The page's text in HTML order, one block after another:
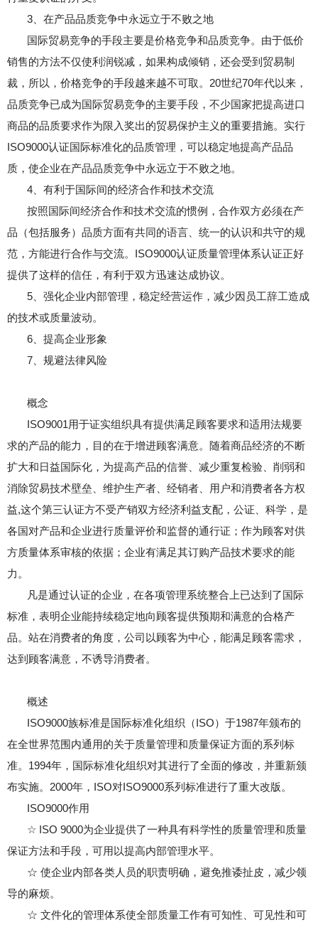
3、在产品品质竞争中永远立于不败之地
国际贸易竞争的手段主要是价格竞争和品质竞争。由于低价
销售的方法不仅使利润锐减，如果构成倾销，还会受到贸易制
裁，所以，价格竞争的手段越来越不可取。20世纪70年代以来，
品质竞争已成为国际贸易竞争的主要手段，不少国家把提高进口
商品的品质要求作为限入奖出的贸易保护主义的重要措施。实行
ISO9000认证国际标准化的品质管理，可以稳定地提高产品品
质，使企业在产品品质竞争中永远立于不败之地。
4、有利于国际间的经济合作和技术交流
按照国际间经济合作和技术交流的惯例，合作双方必须在产
品（包括服务）品质方面有共同的语言、统一的认识和共守的规
范，方能进行合作与交流。ISO9000认证质量管理体系认证正好
提供了这样的信任，有利于双方迅速达成协议。
5、强化企业内部管理，稳定经营运作，减少因员工辞工造成
的技术或质量波动。
6、提高企业形象
7、规避法律风险
概念
ISO9001用于证实组织具有提供满足顾客要求和适用法规要
求的产品的能力，目的在于增进顾客满意。随着商品经济的不断
扩大和日益国际化，为提高产品的信誉、减少重复检验、削弱和
消除贸易技术壁垒、维护生产者、经销者、用户和消费者各方权
益,这个第三认证方不受产销双方经济利益支配，公证、科学，是
各国对产品和企业进行质量评价和监督的通行证；作为顾客对供
方质量体系审核的依据；企业有满足其订购产品技术要求的能
力。
凡是通过认证的企业，在各项管理系统整合上已达到了国际
标准，表明企业能持续稳定地向顾客提供预期和满意的合格产
品。站在消费者的角度，公司以顾客为中心，能满足顾客需求，
达到顾客满意，不诱导消费者。
概述
ISO9000族标准是国际标准化组织（ISO）于1987年颁布的
在全世界范围内通用的关于质量管理和质量保证方面的系列标
准。1994年，国际标准化组织对其进行了全面的修改，并重新颁
布实施。2000年，ISO对ISO9000系列标准进行了重大改版。
ISO9000作用
☆ ISO 9000为企业提供了一种具有科学性的质量管理和质量
保证方法和手段，可用以提高内部管理水平。
☆ 使企业内部各类人员的职责明确，避免推诿扯皮，减少领
导的麻烦。
☆ 文件化的管理体系使全部质量工作有可知性、可见性和可